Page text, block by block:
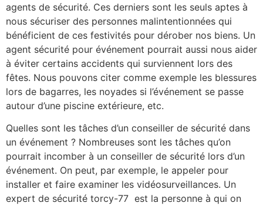
agents de sécurité. Ces derniers sont les seuls aptes à
nous sécuriser des personnes malintentionnées qui
bénéficient de ces festivités pour dérober nos biens. Un
agent sécurité pour événement pourrait aussi nous aider
à éviter certains accidents qui surviennent lors des
fêtes. Nous pouvons citer comme exemple les blessures
lors de bagarres, les noyades si l’événement se passe
autour d’une piscine extérieure, etc.
Quelles sont les tâches d’un conseiller de sécurité dans
un événement ? Nombreuses sont les tâches qu’on
pourrait incomber à un conseiller de sécurité lors d’un
événement. On peut, par exemple, le appeler pour
installer et faire examiner les vidéosurveillances. Un
expert de sécurité torcy-77 est la personne à qui on